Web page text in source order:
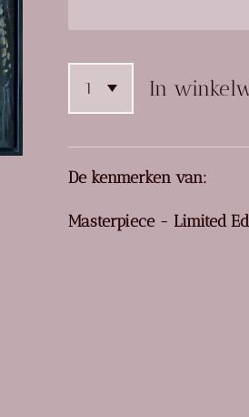
In
De kenmerken van:
Masterpiece - Limited